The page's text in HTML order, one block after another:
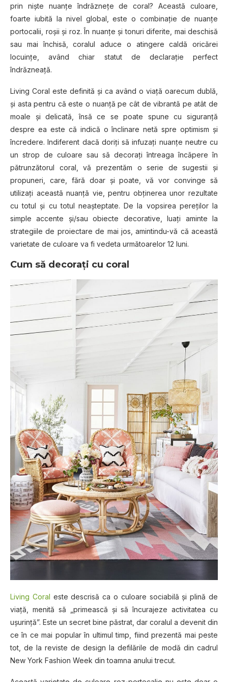
prin nişte nuanţe ​​îndrăzneţe de coral? Această culoare,
foarte iubită la nivel global, este o combinaţie de nuanţe
portocalii, roşii şi roz. În nuanţe şi tonuri diferite, mai deschisă
sau mai închisă, coralul aduce o atingere caldă oricărei
locuinţe, având chiar statut de declaraţie perfect
îndrăzneaţă.
Living Coral este definită şi ca având o viaţă oarecum dublă,
şi asta pentru că este o nuanţă pe cât de vibrantă pe atât de
moale şi delicată, însă ce se poate spune cu siguranţă
despre ea este că indică o înclinare netă spre optimism şi
încredere. Indiferent dacă doriţi să infuzaţi nuanţe neutre cu
un strop de culoare sau să decoraţi întreaga încăpere în
pătrunzătorul coral, vă prezentăm o serie de sugestii şi
propuneri, care, fără doar şi poate, vă vor convinge să
utilizaţi această nuanţă vie, pentru obţinerea unor rezultate
cu totul şi cu totul neaşteptate. De la vopsirea pereţilor la
simple accente şi/sau obiecte decorative, luaţi aminte la
strategiile de proiectare de mai jos, amintindu-vă că această
varietate de culoare va fi vedeta următoarelor 12 luni.
Cum să decoraţi cu coral
Living Coral este descrisă ca o culoare sociabilă şi plină de
viaţă, menită să „primească şi să încurajeze activitatea cu
uşurinţă”. Este un secret bine păstrat, dar coralul a devenit din
ce în ce mai popular în ultimul timp, fiind prezentă mai peste
tot, de la reviste de design la defilările de modă din cadrul
New York Fashion Week din toamna anului trecut.